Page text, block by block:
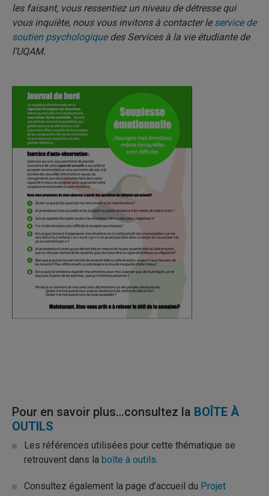
les faisant, vous ressentiez un niveau de détresse qui
vous inquiète, nous vous invitons à contacter le service de
soutien psychologiquedes Services à la vie étudiante de
l’UQAM.
Pour en savoir plus…consultez la BOÎTE À
OUTILS
Les références utilisées pour cette thématique se
retrouvent dans la boîte à outils.
Consultez également la page d’accueil du Projet